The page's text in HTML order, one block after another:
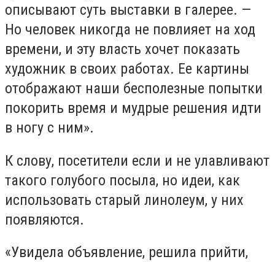
описывают суть выставки в галерее. —
Но человек никогда не повлияет на ход
времени, и эту власть хочет показать
художник в своих работах. Ее картины
отображают наши бесполезные попытки
покорить время и мудрые решения идти
в ногу с ним».
К слову, посетители если и не улавливают
такого голубого посыла, но идеи, как
использовать старый линолеум, у них
появляются.
«Увидела объявление, решила прийти,